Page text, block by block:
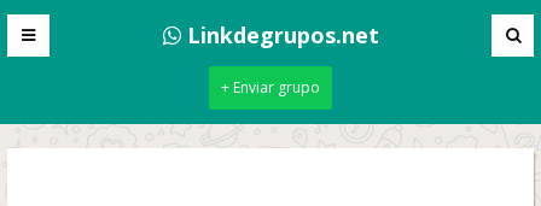
Linkdegrupos.net
+ Enviar grupo